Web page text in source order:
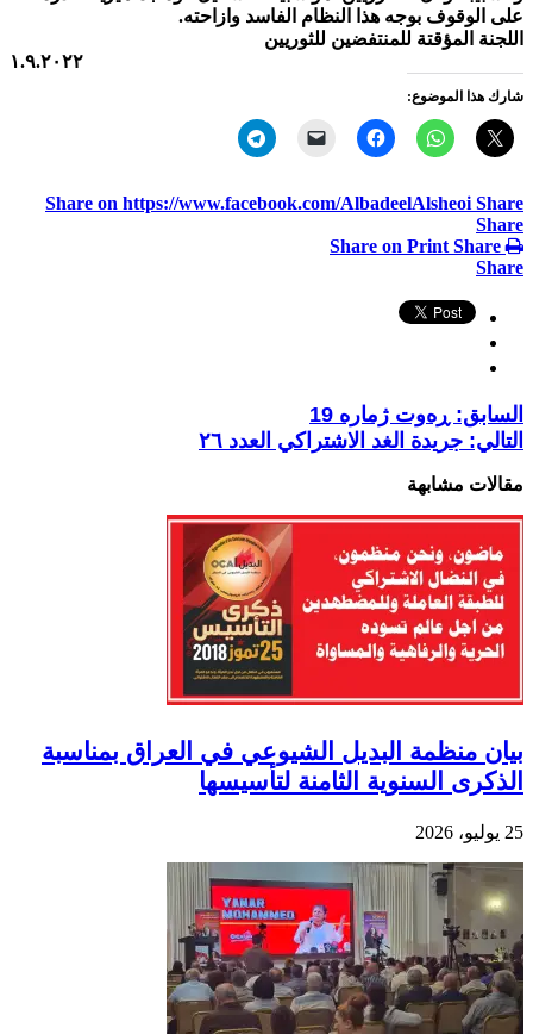
على الوقوف بوجه هذا النظام الفاسد وازاحته.
اللجنة المؤقتة للمنتفضين للثوريين
١.٩.٢٠٢٢
شارك هذا الموضوع:
Share on https://www.facebook.com/AlbadeelAlsheoi Share
Share
Share on Print Share
Share
السابق: ڕەوت ژمارە 19
التالي: جريدة الغد الاشتراكي العدد ٢٦
مقالات مشابهة
بيان منظمة البديل الشيوعي في العراق بمناسبة
الذكرى السنوية الثامنة لتأسيسها
25 يوليو، 2026